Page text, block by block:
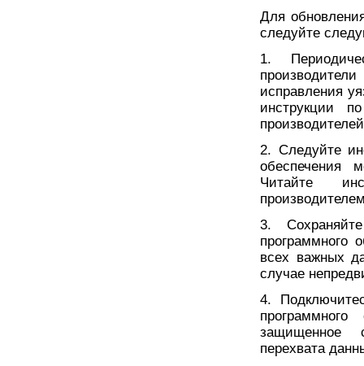
Для
следуйте
1.
исправления
инструкции
2. Следуйте
обеспечения
Читайте
3.
программного
всех важных
случае
4.
программного
защищенное
перехвата